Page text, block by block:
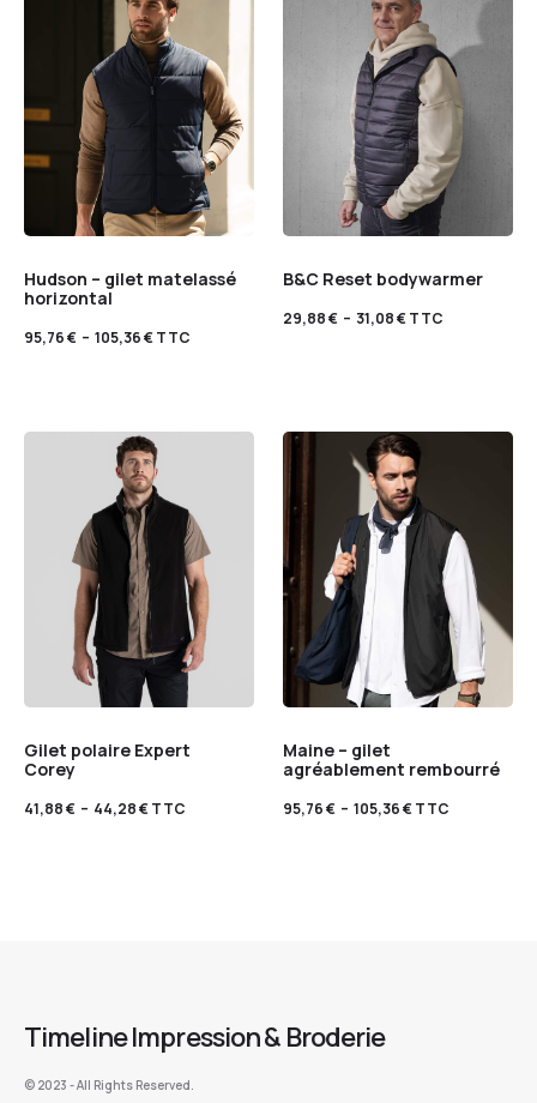
Hudson – gilet matelassé
horizontal
95,76€ – 105,36€TTC
B&C Reset bodywarmer
29,88€ – 31,08€TTC
Gilet polaire Expert
Corey
41,88€ – 44,28€TTC
Maine – gilet
agréablement rembourré
95,76€ – 105,36€TTC
Timeline Impression & Broderie
©️ 2023 - All Rights Reserved.